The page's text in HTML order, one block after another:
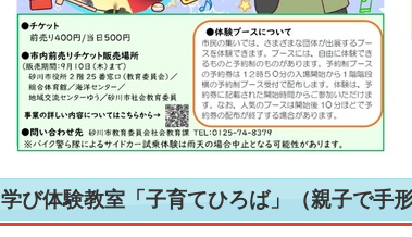
学び体験教室「子育てひろば」（親子で手